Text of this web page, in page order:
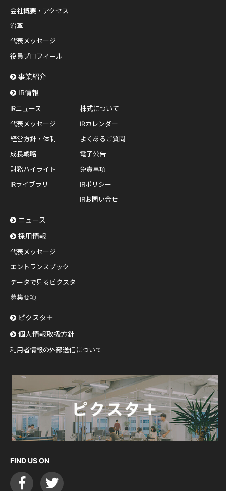
会社概要・アクセス
沿革
代表メッセージ
役員プロフィール
事業紹介
IR情報
IRニュース
代表メッセージ
経営方針・体制
成長戦略
財務ハイライト
IRライブラリ
株式について
IRカレンダー
よくあるご質問
電子公告
免責事項
IRポリシー
IRお問い合せ
ニュース
採用情報
代表メッセージ
エントランスブック
データで見るピクスタ
募集要項
ピクスタ＋
個人情報取扱方針
利用者情報の外部送信について
FIND US ON